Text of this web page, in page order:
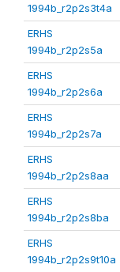
1994b_r2p2s3t4a
ERHS
1994b_r2p2s5a
ERHS
1994b_r2p2s6a
ERHS
1994b_r2p2s7a
ERHS
1994b_r2p2s8aa
ERHS
1994b_r2p2s8ba
ERHS
1994b_r2p2s9t10a